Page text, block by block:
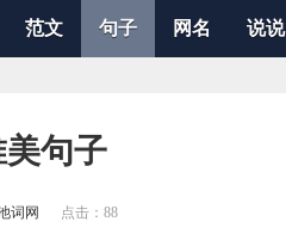
范文 句子 网名 说说
句子
词网 点击： 88